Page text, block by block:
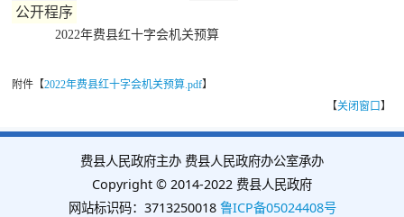
公开程序
2022年费县红十字会机关预算
附件【2022年费县红十字会机关预算.pdf】
【关闭窗口】
费县人民政府主办 费县人民政府办公室承办
Copyright © 2014-2022 费县人民政府
网站标识码：3713250018 鲁ICP备05024408号